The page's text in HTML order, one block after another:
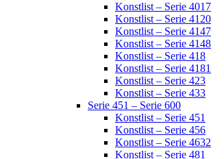
Konstlist – Serie 4017
Konstlist – Serie 4120
Konstlist – Serie 4147
Konstlist – Serie 4148
Konstlist – Serie 418
Konstlist – Serie 4181
Konstlist – Serie 423
Konstlist – Serie 433
Serie 451 – Serie 600
Konstlist – Serie 451
Konstlist – Serie 456
Konstlist – Serie 4632
Konstlist – Serie 481